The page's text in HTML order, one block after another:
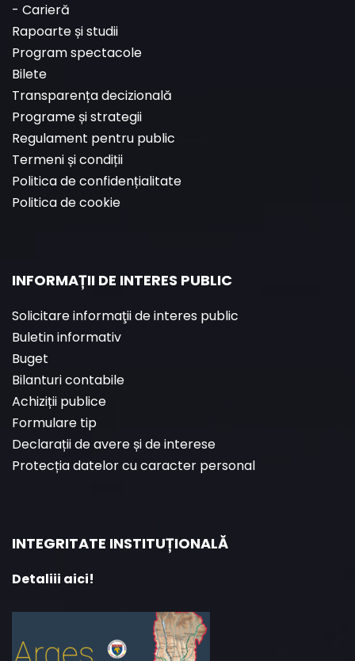
- Carieră
Rapoarte și studii
Program spectacole
Bilete
Transparența decizională
Programe și strategii
Regulament pentru public
Termeni și condiții
Politica de confidențialitate
Politica de cookie
INFORMAȚII DE INTERES PUBLIC
Solicitare informaţii de interes public
Buletin informativ
Buget
Bilanturi contabile
Achiziții publice
Formulare tip
Declarații de avere și de interese
Protecția datelor cu caracter personal
INTEGRITATE INSTITUȚIONALĂ
Detaliii aici!